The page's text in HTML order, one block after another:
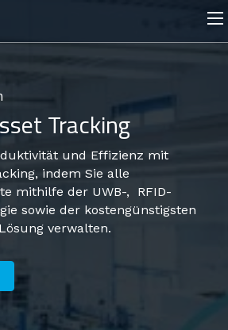
Tracking
und Effizienz mit
indem Sie alle
mithilfe der UWB-, RFID-
sowie der kostengünstigsten
verwalten.